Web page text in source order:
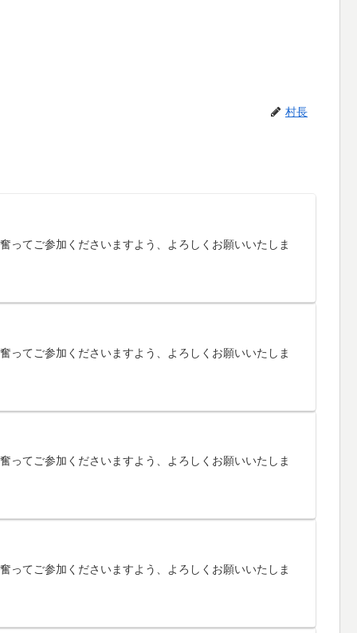
村長
ってご参加くださいますよう、よろしくお願いいたしま
ってご参加くださいますよう、よろしくお願いいたしま
ってご参加くださいますよう、よろしくお願いいたしま
ってご参加くださいますよう、よろしくお願いいたしま